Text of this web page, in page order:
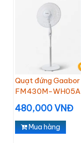
Quạt đứng Gaabor
FM430M-WH05A
480,000 VNĐ
Mua hàng